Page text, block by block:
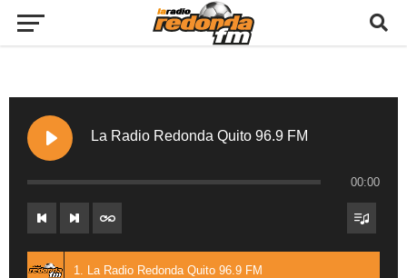
La Radio Redonda Quito 96.9 FM
00:00
1. La Radio Redonda Quito 96.9 FM